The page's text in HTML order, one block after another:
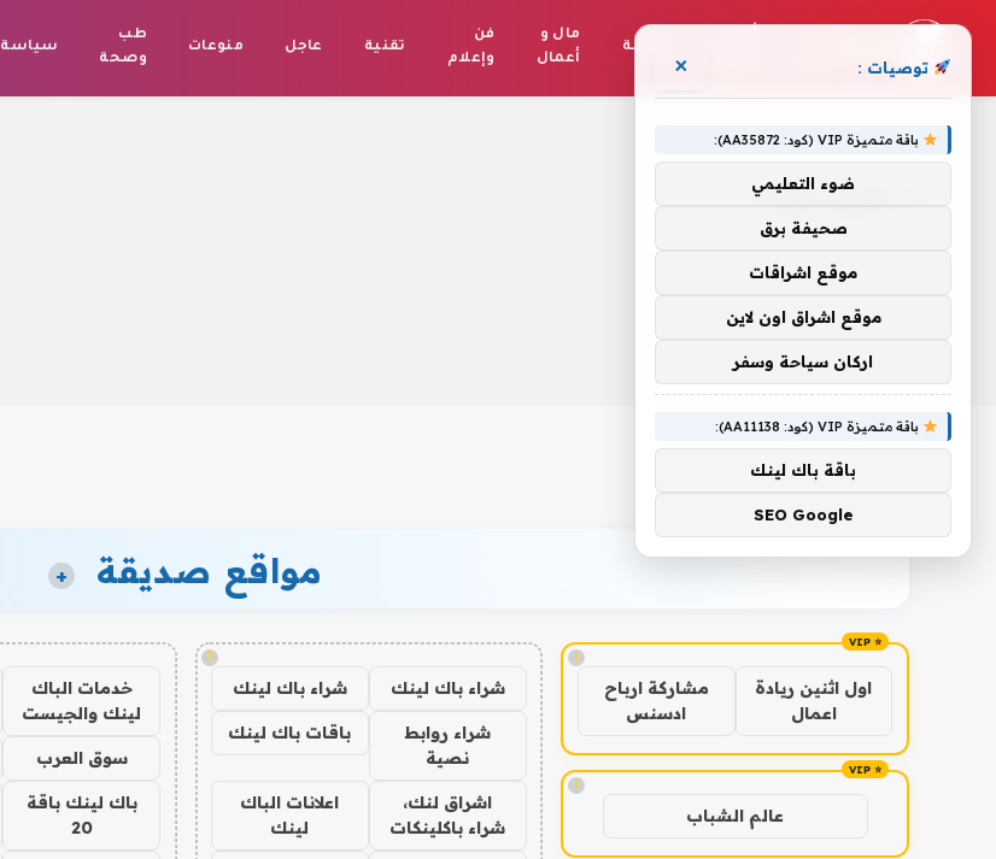
رياضة
مال و
أعمال
فن
وإعلام
تقنية عاجل منوعات
طب
وصحة
سياسة
يهرى..طرح
مواقع صديقة +
!
اول اثنين ريادة
اعمال
مشاركة ارباح
ادسنس
!
عالم الشباب
!
شراء باك لينك شراء باك لينك
شراء روابط
نصية
باقات باك لينك
اشراق لنك،
شراء باكلينكات
اعلانات الباك
لينك
خدمات الباك
لينك والجيست
سوق العرب
باك لينك باقة
20
توصيات : ×
باقة متميزة VIP (كود: AA35872):
ضوء التعليمي
صحيفة برق
موقع اشراقات
موقع اشراق اون لاين
اركان سياحة وسفر
باقة متميزة VIP (كود: AA11138):
باقة باك لينك
SEO Google